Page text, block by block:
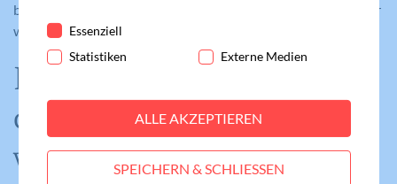
besonders gelangweilt, können sich nicht konzentrieren oder
wirken teilnahmslos.
Fixe Fernsehdauer über
den Tag oder die Woche
verteilt
Funktionen der Webseite benötigt. Dadurch ist
gewährleistet, dass die Webseite einwandfrei
funktioniert.
Name fe_typo_user
Anbieter Meine Familie
Session
Statistik-Cookies helfen uns zu verstehen, wie
Benutzer mit unserer Webseite interagieren,
Essenziell
Statistiken
Externe Medien
ALLE AKZEPTIEREN
SPEICHERN & SCHLIESSEN